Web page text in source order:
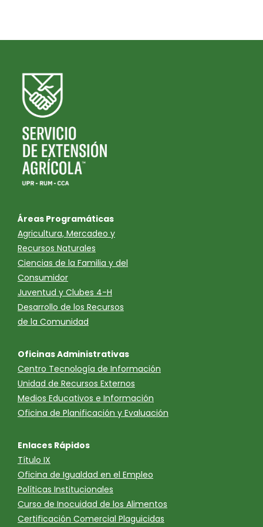
Áreas Programáticas
Agricultura, Mercadeo y
Recursos Naturales
Ciencias de la Familia y del
Consumidor
Juventud y Clubes 4-H
Desarrollo de los Recursos
de la Comunidad
Oficinas Administrativas
Centro Tecnología de Información
Unidad de Recursos Externos
Medios Educativos e Información
Oficina de Planificación y Evaluación
Enlaces Rápidos
Título IX
Oficina de Igualdad en el Empleo
Políticas Institucionales
Curso de Inocuidad de los Alimentos
Certificación Comercial Plaguicidas